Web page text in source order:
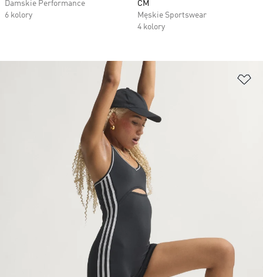
Damskie Performance
6 kolory
CM
Męskie Sportswear
4 kolory